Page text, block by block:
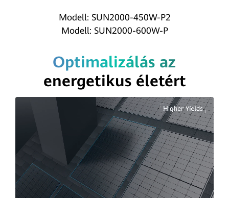
Modell: SUN2000-450W-P2
Modell: SUN2000-600W-P
Optimalizálás az
energetikus életért